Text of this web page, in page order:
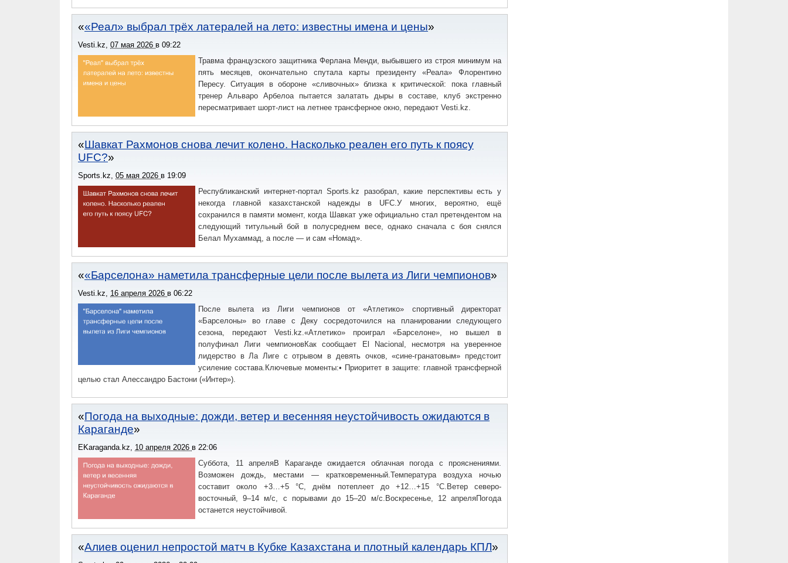
«Реал» выбрал трёх латералей на лето: известны имена и цены
Vesti.kz, 07 мая 2026 в 09:22
Травма французского защитника Ферлана Менди, выбывшего из строя минимум на
пять месяцев, окончательно спутала карты президенту «Реала» Флорентино
Пересу. Ситуация в обороне «сливочных» близка к критической: пока главный
тренер Альваро Арбелоа пытается залатать дыры в составе, клуб экстренно
пересматривает шорт-лист на летнее трансферное окно, передают Vesti.kz.
Шавкат Рахмонов снова лечит колено. Насколько реален его путь к поясу
UFC?
Sports.kz, 05 мая 2026 в 19:09
Республиканский интернет-портал Sports.kz разобрал, какие перспективы есть у
некогда главной казахстанской надежды в UFC.У многих, вероятно, ещё
сохранился в памяти момент, когда Шавкат уже официально стал претендентом на
следующий титульный бой в полусреднем весе, однако сначала с боя снялся
Белал Мухаммад, а после — и сам «Номад».
«Барселона» наметила трансферные цели после вылета из Лиги чемпионов
Vesti.kz, 16 апреля 2026 в 06:22
После вылета из Лиги чемпионов от «Атлетико» спортивный директорат
«Барселоны» во главе с Деку сосредоточился на планировании следующего
сезона, передают Vesti.kz.«Атлетико» проиграл «Барселоне», но вышел в
полуфинал Лиги чемпионовКак сообщает El Nacional, несмотря на уверенное
лидерство в Ла Лиге с отрывом в девять очков, «сине-гранатовым» предстоит
усиление состава.Ключевые моменты:• Приоритет в защите: главной трансферной
целью стал Алессандро Бастони («Интер»).
Погода на выходные: дожди, ветер и весенняя неустойчивость ожидаются в
Караганде
EKaraganda.kz, 10 апреля 2026 в 22:06
Суббота, 11 апреляВ Караганде ожидается облачная погода с прояснениями.
Возможен дождь, местами — кратковременный.Температура воздуха ночью
составит около +3…+5 °C, днём потеплеет до +12…+15 °C.Ветер северо-
восточный, 9–14 м/с, с порывами до 15–20 м/с.Воскресенье, 12 апреляПогода
останется неустойчивой.
Алиев оценил непростой матч в Кубке Казахстана и плотный календарь КПЛ